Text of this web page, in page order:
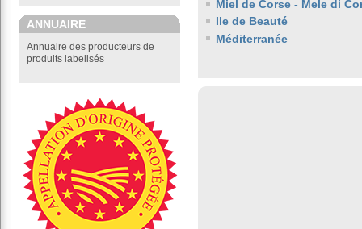
ANNUAIRE
Annuaire des producteurs de
produits labelisés
Miel de Corse - Mele di
Ile de Beauté
Méditerranée